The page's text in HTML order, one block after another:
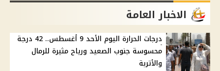
الاخبار العامة
درجات الحرارة اليوم الأحد 9 أغسطس.. 42 درجة
محسوسة جنوب الصعيد ورياح مثيرة للرمال
والأتربة